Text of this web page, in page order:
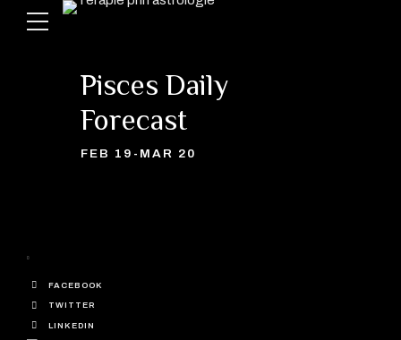
Pisces Daily
Forecast
FEB 19-MAR 20
FACEBOOK
TWITTER
LINKEDIN